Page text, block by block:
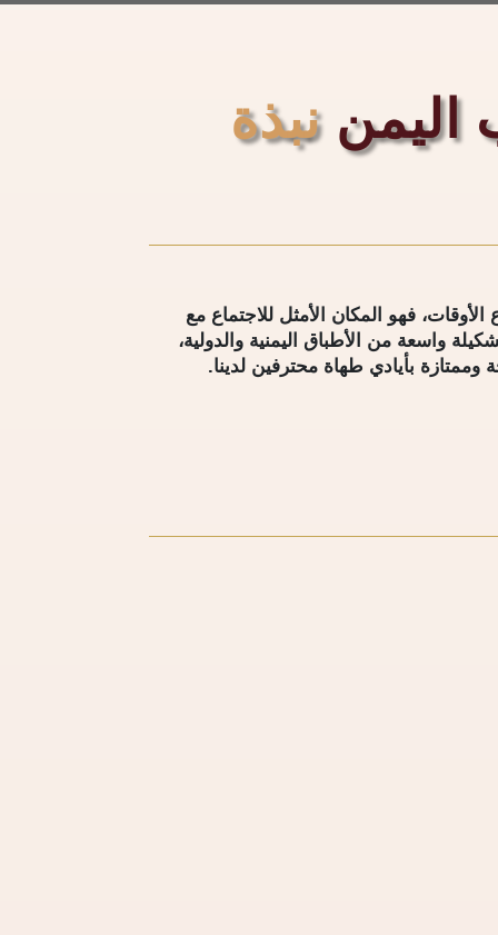
اليمن نبذة
فهو المكان الأمثل للاجتماع مع
واسعة من الأطباق اليمنية والدولية،
بأيادي طهاة محترفين لدينا.